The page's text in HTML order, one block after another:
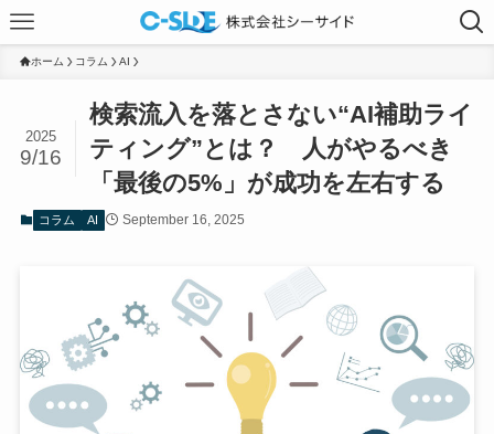
ホーム コラム AI
検索流入を落とさない“AI補助ライ
ティング”とは？ 人がやるべき
「最後の5%」が成功を左右する
2025
9/16
コラム AI September 16, 2025